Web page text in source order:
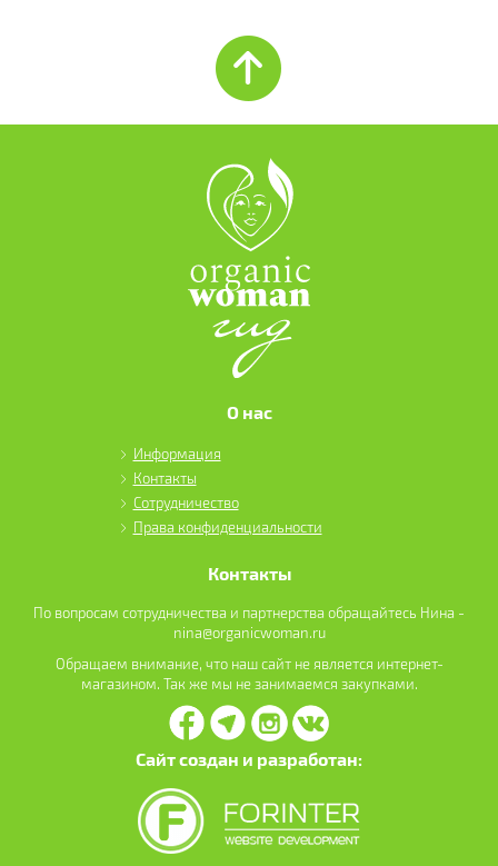
О нас
Информация
Контакты
Сотрудничество
Права конфиденциальности
Контакты
По вопросам сотрудничества и партнерства обращайтесь Нина -
nina@organicwoman.ru
Обращаем внимание, что наш сайт не является интернет-
магазином. Так же мы не занимаемся закупками.
Сайт создан и разработан: